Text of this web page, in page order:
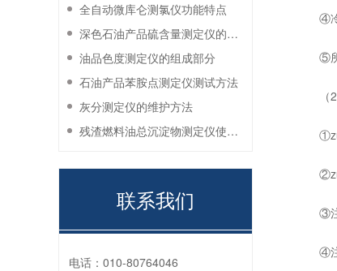
④冷
⑤所
（2）
①zui
②zui
③注人
④注人
全自动微库仑测氯仪功能特点
深色石油产品硫含量测定仪的工作环境要求
油品色度测定仪的组成部分
石油产品苯胺点测定仪测试方法
灰分测定仪的维护方法
残渣燃料油总沉淀物测定仪使用注意事项
联系我们
电话： 010-80764046